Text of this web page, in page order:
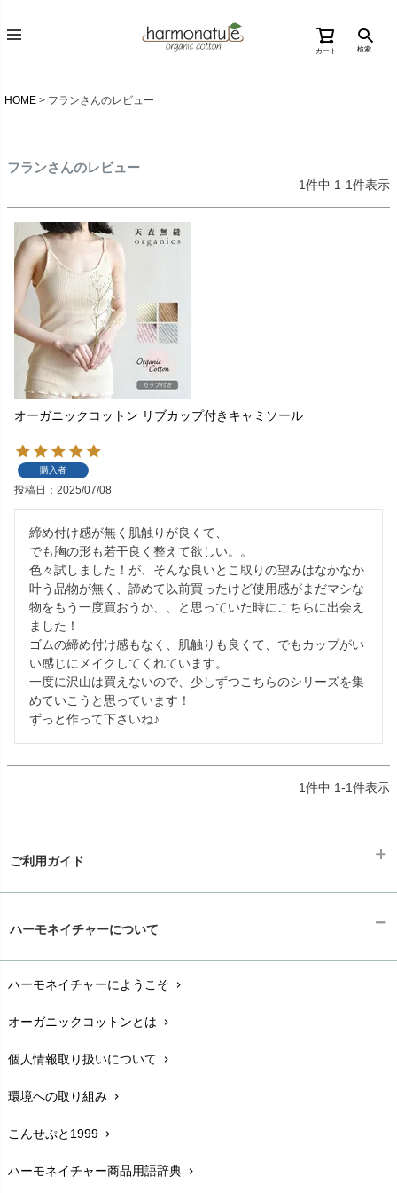
カート 検索
HOME フランさんのレビュー
フランさんのレビュー
1件中 1-1件表示
オーガニックコットン リブカップ付きキャミソール
購入者
投稿日 2025/07/08
締め付け感が無く肌触りが良くて、
でも胸の形も若干良く整えて欲しい。。
色々試しました！が、そんな良いとこ取りの望みはなかなか
叶う品物が無く、諦めて以前買ったけど使用感がまだマシな
物をもう一度買おうか、、と思っていた時にこちらに出会え
ました！
ゴムの締め付け感もなく、肌触りも良くて、でもカップがい
い感じにメイクしてくれています。
一度に沢山は買えないので、少しずつこちらのシリーズを集
めていこうと思っています！
1件中 1-1件表示
ご利用ガイド
配送と送料chevron_right
在庫状況と発送予定chevron_right
サイズ・寸法chevron_right
生地・素材chevron_right
お手入れについて
レビューを書こうchevron_right
ハーモネイチャーについて
ハーモネイチャーにようこそ chevron_right
オーガニックコットンとは chevron_right
個人情報取り扱いについて chevron_right
環境への取り組み chevron_right
こんせぷと1999 chevron_right
ハーモネイチャー商品用語辞典 chevron_right